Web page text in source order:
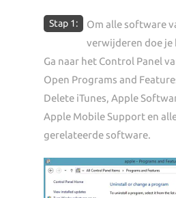
Stap 1:
Om alle software
verwijderen doe je
Ga naar het Control Panel
Open Programs and
Delete iTunes, Apple
Apple Mobile Support en
gerelateerde software.